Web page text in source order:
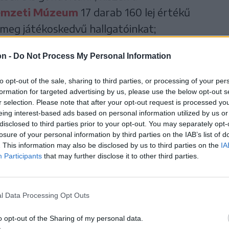
- Do Not Process My Personal Information
opt-out of the sale, sharing to third parties, or processing of your
for targeted advertising by us, please use the below opt-out
selection. Please note that after your opt-out request is processed
interest-based ads based on personal information utilized by us
to third parties prior to your opt-out. You may separately
of your personal information by third parties on the IAB’s list of
This information may also be disclosed by us to third parties on the
Participants that may further disclose it to other third parties.
Data Processing Opt Outs
opt-out of the Sharing of my personal data.
Múzeum 17 darab 160 lej értékű
játékoskedvű hallgatóinkat;
és a családok minőségi együtt töltött
10 darab 100 lej értékű családi belépőt
húsüzem4 darab 250 lej értékű,
kosárral lepi meg nyerteseinket;
darab 100 lej értékű ajándékutalvánnyal
regisztrálók;
a csíkszeredaiSigma Gum Kft.